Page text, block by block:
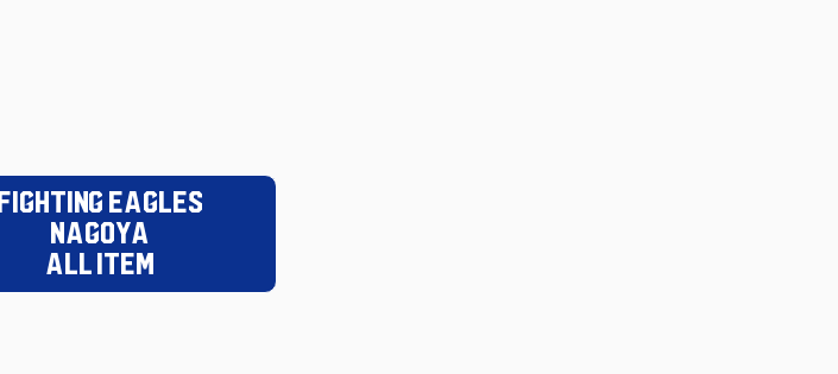
FIGHTING EAGLES
NAGOYA
ALL ITEM